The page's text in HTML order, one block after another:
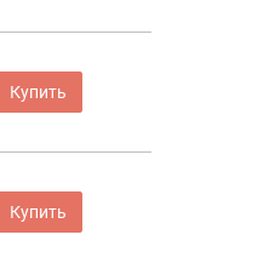
Купить
Купить